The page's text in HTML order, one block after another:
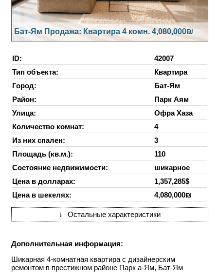
Бат-Ям Продажа: Квартира 4 комн. 4,080,000₪
ID:
42007
Тип объекта:
Квартира
Город:
Бат-Ям
Район:
Парк Аям
Улица:
Офра Хаза
Количество комнат:
4
Из них спален:
3
Площадь (кв.м.):
110
Состояние недвижимости:
шикарное
Цена в долларах:
1,357,285$
Цена в шекелях:
4,080,000₪
↓ Остальные характеристики
Дополнительная информация:
Шикарная 4-комнатная квартира с дизайнерским
ремонтом в престижном районе Парк а-Ям, Бат-Ям